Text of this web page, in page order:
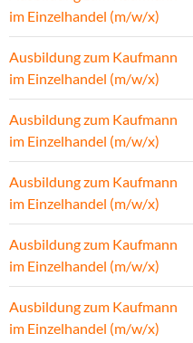
im Einzelhandel (m/w/x)
Ausbildung zum Kaufmann
im Einzelhandel (m/w/x)
Ausbildung zum Kaufmann
im Einzelhandel (m/w/x)
Ausbildung zum Kaufmann
im Einzelhandel (m/w/x)
Ausbildung zum Kaufmann
im Einzelhandel (m/w/x)
Ausbildung zum Kaufmann
im Einzelhandel (m/w/x)